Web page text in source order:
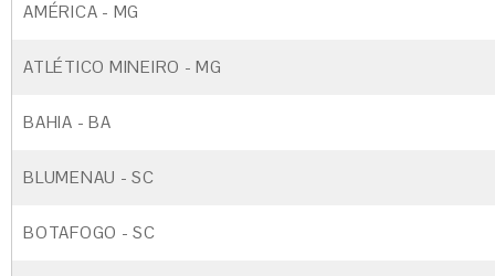
AMÉRICA - MG
ATLÉTICO MINEIRO - MG
BAHIA - BA
BLUMENAU - SC
BOTAFOGO - SC